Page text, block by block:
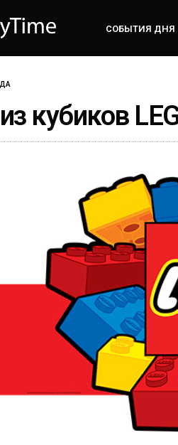
СОБЫТИЯ ДНЯ
кубиков